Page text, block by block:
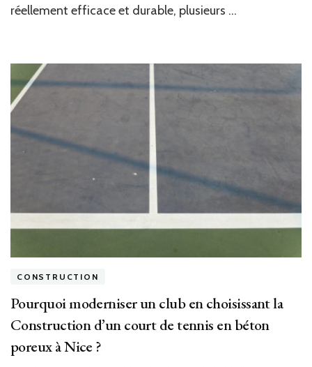
d’un
en
béton
réellement efficace et durable, plusieurs …
CONSTRUCTION
Pourquoi moderniser un club en choisissant la
Construction d’un court de tennis en béton
poreux à Nice ?